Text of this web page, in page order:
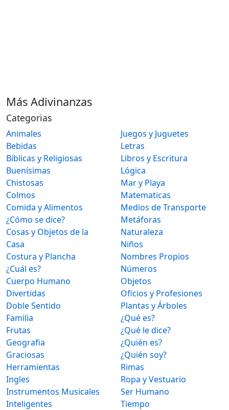
Más Adivinanzas
Categorias
Animales
Bebidas
Bíblicas y Religiosas
Buenísimas
Chistosas
Colmos
Comida y Alimentos
¿Cómo se dice?
Cosas y Objetos de la
Casa
Costura y Plancha
¿Cuál es?
Cuerpo Humano
Divertidas
Doble Sentido
Familia
Frutas
Geografia
Graciosas
Herramientas
Ingles
Instrumentos Musicales
Inteligentes
Juegos y Juguetes
Letras
Libros y Escritura
Lógica
Mar y Playa
Matematicas
Medios de Transporte
Metáforas
Naturaleza
Niños
Nombres Propios
Números
Objetos
Oficios y Profesiones
Plantas y Árboles
¿Qué es?
¿Qué le dice?
¿Quién es?
¿Quién soy?
Rimas
Ropa y Vestuario
Ser Humano
Tiempo